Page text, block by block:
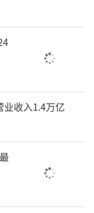
业收入1.4万亿